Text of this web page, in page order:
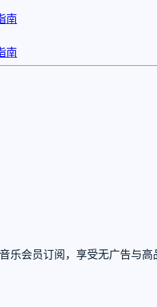
南
南
乐会员订阅，享受无广告与高